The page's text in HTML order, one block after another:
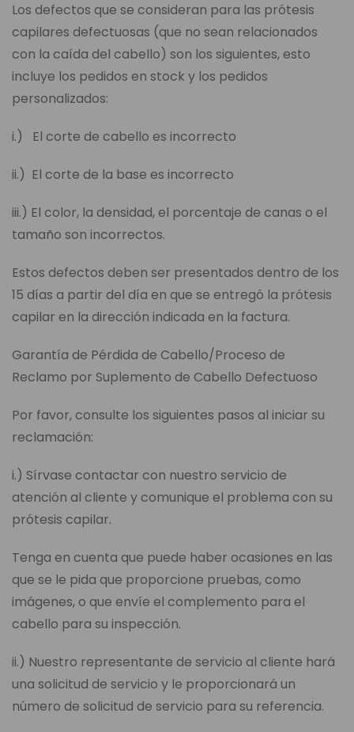
Los defectos que se consideran para las prótesis
capilares defectuosas (que no sean relacionados
con la caída del cabello) son los siguientes, esto
incluye los pedidos en stock y los pedidos
personalizados:
i.) El corte de cabello es incorrecto
ii.) El corte de la base es incorrecto
iii.) El color, la densidad, el porcentaje de canas o el
tamaño son incorrectos.
Estos defectos deben ser presentados dentro de los
15 días a partir del día en que se entregó la prótesis
capilar en la dirección indicada en la factura.
Garantía de Pérdida de Cabello/Proceso de
Reclamo por Suplemento de Cabello Defectuoso
Por favor, consulte los siguientes pasos al iniciar su
reclamación:
i.) Sírvase contactar con nuestro servicio de
atención al cliente y comunique el problema con su
prótesis capilar.
Tenga en cuenta que puede haber ocasiones en las
que se le pida que proporcione pruebas, como
imágenes, o que envíe el complemento para el
cabello para su inspección.
ii.) Nuestro representante de servicio al cliente hará
una solicitud de servicio y le proporcionará un
número de solicitud de servicio para su referencia.